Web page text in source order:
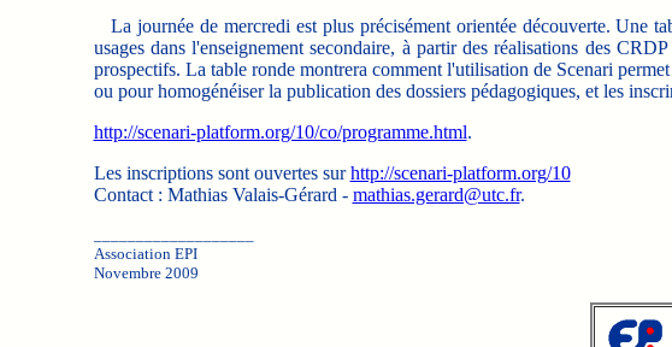
La journée de mercredi est plus précisément orientée découverte. Une
usages dans l'enseignement secondaire, à partir des réalisations des
prospectifs. La table ronde montrera comment l'utilisation de Scenari
ou pour homogénéiser la publication des dossiers pédagogiques, et les
http://scenari-platform.org/10/co/programme.html.
Les inscriptions sont ouvertes surhttp://scenari-platform.org/10
Contact : Mathias Valais-Gérard - mathias.gerard@utc.fr.
Association EPI
Novembre 2009